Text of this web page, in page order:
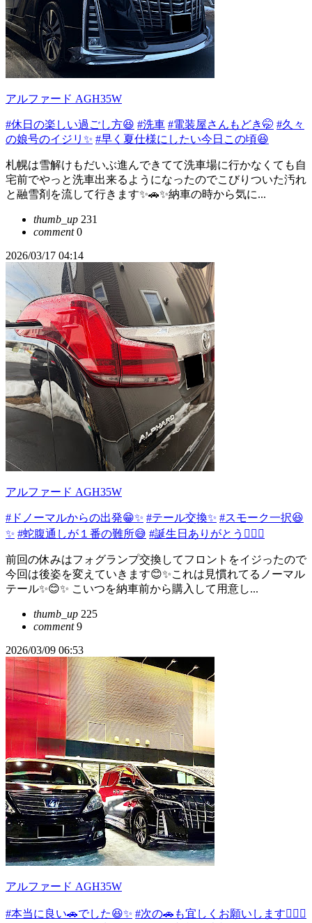
アルファード AGH35W
#休日の楽しい過ごし方😆 #洗車 #電装屋さんもどき🤭 #久々
の娘号のイジリ✨ #早く夏仕様にしたい今日この頃😆
札幌は雪解けもだいぶ進んできてて洗車場に行かなくても自
宅前でやっと洗車出来るようになったのでこびりついた汚れ
と融雪剤を流して行きます✨🚗✨納車の時から気に...
thumb_up 231
comment0
2026/03/17 04:14
アルファード AGH35W
#ドノーマルからの出発😁✨ #テール交換✨ #スモーク一択😆
✨ #蛇腹通しが１番の難所😅 #誕生日ありがとう🙇🏻‍♂️
前回の休みはフォグランプ交換してフロントをイジったので
今回は後姿を変えていきます😊✨これは見慣れてるノーマル
テール✨😊✨ こいつを納車前から購入して用意し...
thumb_up 225
comment9
2026/03/09 06:53
アルファード AGH35W
#本当に良い🚗でした😆✨ #次の🚗も宜しくお願いします🙇🏻‍♂️